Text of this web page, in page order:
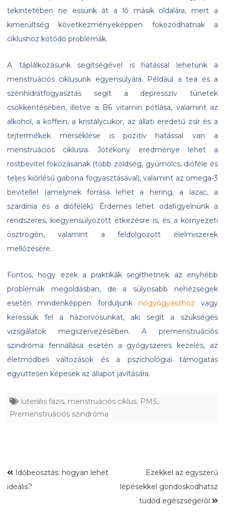
tekintetében ne essünk át a ló másik oldalára, mert a
kimerültség következményeképpen fokozódhatnak a
ciklushoz kötődő problémák.
A táplálkozásunk segítségével is hatással lehetünk a
menstruációs ciklusunk egyensúlyára. Például a tea és a
szénhidrátfogyasztás segít a depresszív tünetek
csökkentésében, illetve a B6 vitamin pótlása, valamint az
alkohol, a koffein, a kristálycukor, az állati eredetű zsír és a
tejtermékek mérséklése is pozitív hatással van a
menstruációs ciklusra. Jótékony eredménye lehet a
rostbevitel fokozásának (több zöldség, gyümölcs, dióféle és
teljes kiőrlésű gabona fogyasztásával), valamint az omega-3
bevitellel (amelynek forrása lehet a hering, a lazac, a
szardínia és a diófélék). Érdemes lehet odafigyelnünk a
rendszeres, kiegyensúlyozott étkezésre is, és a környezeti
ösztrogén, valamint a feldolgozott élelmiszerek
mellőzésére.
Fontos, hogy ezek a praktikák segíthetnek az enyhébb
problémák megoldásban, de a súlyosabb nehézségek
esetén mindenképpen forduljunk nőgyógyászhoz vagy
keressük fel a háziorvosunkat, aki segít a szükséges
vizsgálatok megszervezésében. A premenstruációs
szindróma fennállása esetén a gyógyszeres kezelés, az
életmódbeli változások és a pszichológiai támogatás
együttesen képesek az állapot javítására.
luterális fázis, menstruációs ciklus, PMS,
Premenstruációs szindróma
Időbeosztás: hogyan lehet
ideális?
Ezekkel az egyszerű
lépésekkel gondoskodhatsz
tüdőd egészségéről